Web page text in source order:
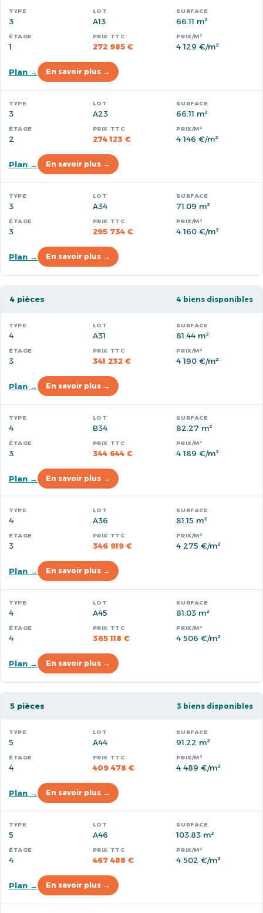
3 A13 66.11 m²
1 272 985 € 4 129 €/m²
Plan → En savoir plus →
3 A23 66.11 m²
2 274 123 € 4 146 €/m²
Plan → En savoir plus →
3 A34 71.09 m²
3 295 734 € 4 160 €/m²
Plan → En savoir plus →
4 pièces 4 biens disponibles
4 A31 81.44 m²
3 341 232 € 4 190 €/m²
Plan → En savoir plus →
4 B34 82.27 m²
3 344 644 € 4 189 €/m²
Plan → En savoir plus →
4 A36 81.15 m²
3 346 919 € 4 275 €/m²
Plan → En savoir plus →
4 A45 81.03 m²
4 365 118 € 4 506 €/m²
Plan → En savoir plus →
5 pièces 3 biens disponibles
5 A44 91.22 m²
4 409 478 € 4 489 €/m²
Plan → En savoir plus →
5 A46 103.83 m²
4 467 488 € 4 502 €/m²
Plan → En savoir plus →